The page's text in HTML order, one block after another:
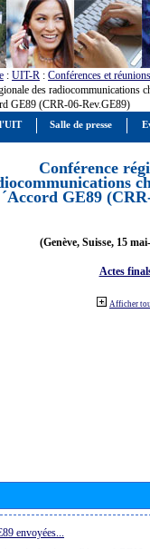
: UIT-R : Conférences et réunions
des radiocommunications
GE89 (CRR-06-Rev.GE89)
Conférence
´Accord GE89
(Genève, Suisse, 15
Actes
Afficher
envoyées...
l'UIT Salle de presse